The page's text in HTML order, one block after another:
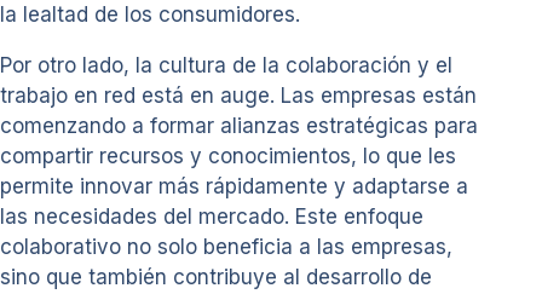
la lealtad de los consumidores.
Por otro lado, la cultura de la colaboración y el
trabajo en red está en auge. Las empresas están
comenzando a formar alianzas estratégicas para
compartir recursos y conocimientos, lo que les
permite innovar más rápidamente y adaptarse a
las necesidades del mercado. Este enfoque
colaborativo no solo beneficia a las empresas,
sino que también contribuye al desarrollo de